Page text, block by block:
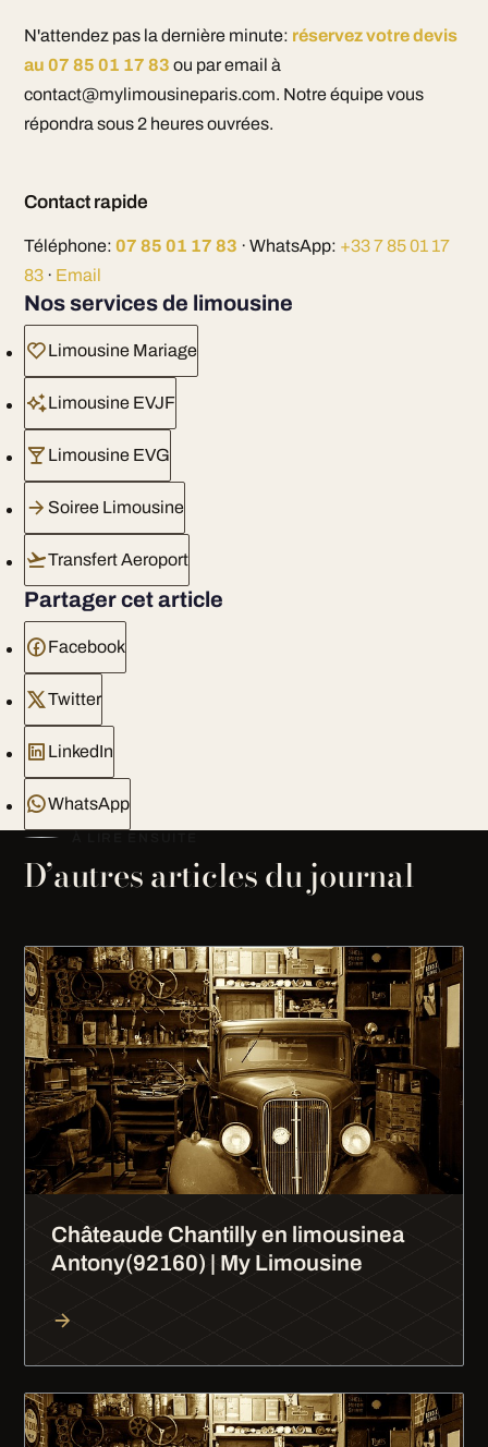
N'attendez pas la dernière minute: réservez votre devis
au 07 85 01 17 83 ou par email à
contact@mylimousineparis.com. Notre équipe vous
répondra sous 2 heures ouvrées.
Contact rapide
Téléphone: 07 85 01 17 83 · WhatsApp: +33 7 85 01 17
83· Email
Nos services de limousine
Limousine Mariage
Limousine EVJF
Limousine EVG
Soiree Limousine
Transfert Aeroport
Partager cet article
Facebook
Twitter
LinkedIn
WhatsApp
D’autres articles du journal
Châteaude Chantilly en limousinea
Antony(92160) | My Limousine